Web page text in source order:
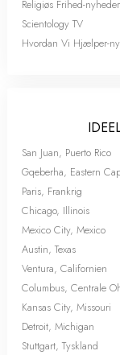
Religiøs Frihed-nyheder
Scientology TV
Hvordan Vi Hjælper-
San Juan, Puerto Rico
Gqeberha, Eastern
Paris, Frankrig
Chicago, Illinois
Mexico City, Mexico
Austin, Texas
Ventura, Californien
Columbus, Centrale
Kansas City, Missouri
Detroit, Michigan
Stuttgart, Tyskland